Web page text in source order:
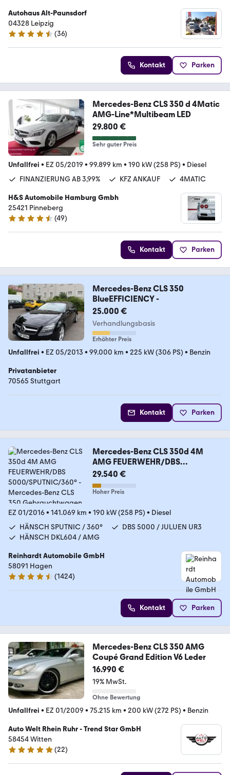
Autohaus Alt-Paunsdorf
04328 Leipzig
4.5 Sterne
(36)
Kontakt Parken
Mercedes-Benz CLS 350 d 4Matic
AMG-Line*Multibeam LED
29.800 €
Sehr guter Preis
Unfallfrei • EZ 05/2019 • 99.899 km • 190 kW (258 PS) • Diesel
FINANZIERUNG AB 3,99%
KFZ ANKAUF 4MATIC
H&S Automobile Hamburg Gmbh
25421 Pinneberg
4.6 Sterne
(49)
Kontakt Parken
Mercedes-Benz CLS 350
BlueEFFICIENCY -
25.000 €
Verhandlungsbasis
Erhöhter Preis
Unfallfrei • EZ 05/2013 • 99.000 km • 225 kW (306 PS) • Benzin
Privatanbieter
70565 Stuttgart
Kontakt Parken
Mercedes-Benz CLS 350d 4M
AMG FEUERWEHR/DBS
5000/SPUTNIC/360°
29.540 €
Hoher Preis
EZ 01/2016• 141.069 km • 190 kW (258 PS) • Diesel
HÄNSCH SPUTNIC / 360°
DBS 5000 / JULUEN UR3
HÄNSCH DKL604 / AMG
Reinhardt Automobile GmbH
58091 Hagen
4.7 Sterne
(1424)
Kontakt Parken
Mercedes-Benz CLS 350 AMG
Coupé Grand Edition V6 Leder
16.990 €
19% MwSt.
Ohne Bewertung
Unfallfrei • EZ 01/2009 • 75.215 km • 200 kW (272 PS) • Benzin
Auto Welt Rhein Ruhr - Trend Star GmbH
58454 Witten
4.9 Sterne
(22)